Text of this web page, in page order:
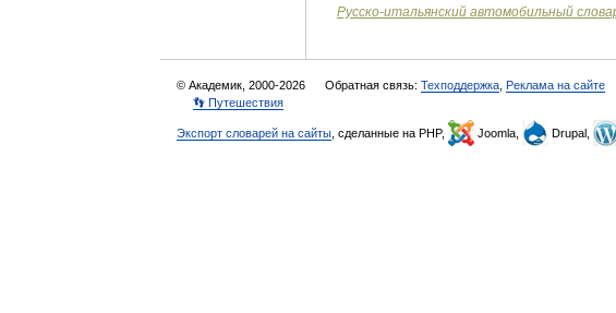
Русско-итальянский автомобильный
© Академик, 2000-2026 Обратная связь: Техподдержка Реклама на сайте
👣 Путешествия
Экспорт словарей на сайты , сделанные на PHP, Joomla, Drupal,